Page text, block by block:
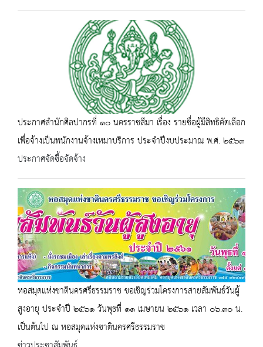
ประกาศสำนักศิลปากรที่ ๑๐ นครราชสีมา เรื่อง รายชื่อผู้มีสิทธิคัดเลือก
เพื่อจ้างเป็นพนักงานจ้างเหมาบริการ ประจำปีงบประมาณ พ.ศ. ๒๕๖๓
ประกาศจัดซื้อจัดจ้าง
หอสมุดแห่งชาตินครศรีธรรมราช ขอเชิญร่วมโครงการสายสัมพันธ์วันผู้
สูงอายุ ประจำปี ๒๕๖๑ วันพุธที่ ๑๑ เมษายน ๒๕๖๑ เวลา ๐๖.๓๐ น.
เป็นต้นไป ณ หอสมุดแห่งชาตินครศรีธรรมราช